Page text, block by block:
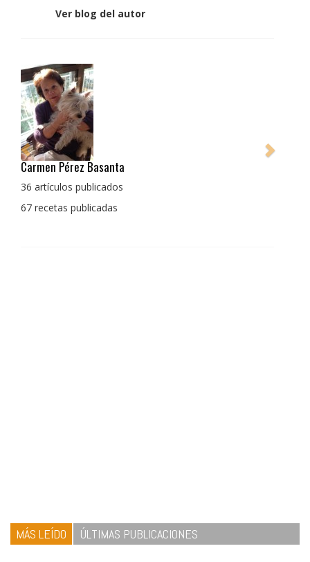
Ver blog del autor
Pedro Manuel Collado Cruz
La cocina para mi es producto bien tratado sin
con un toque diferente